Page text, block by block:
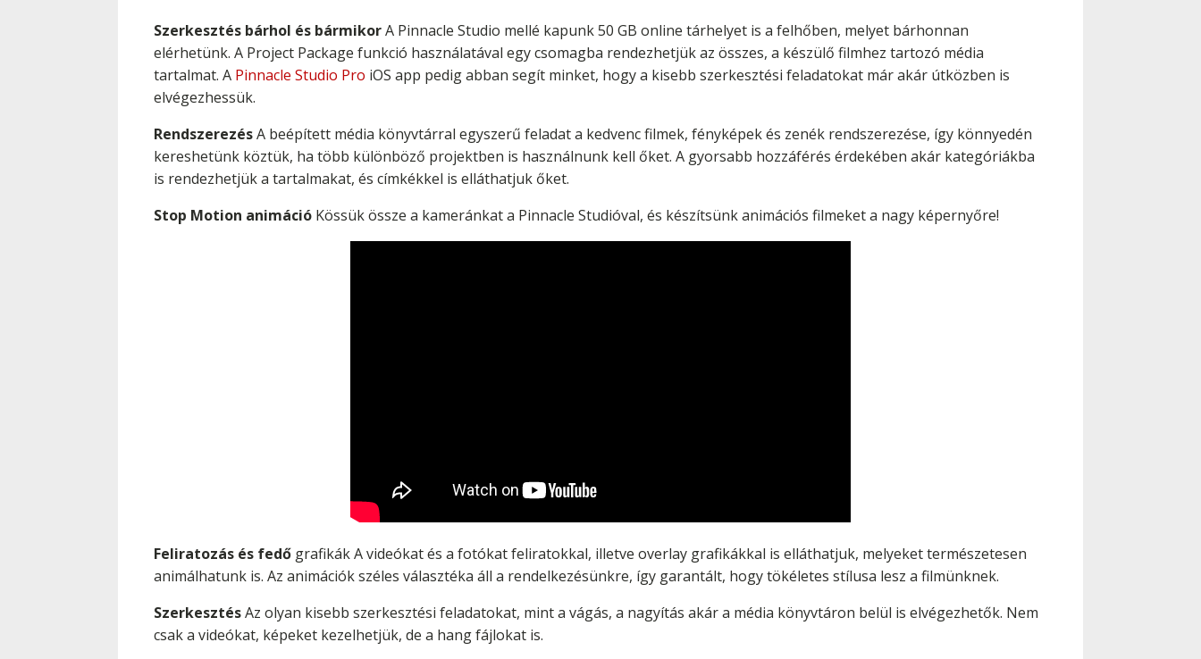
Szerkesztés bárhol és bármikorA Pinnacle Studio mellé kapunk 50 GB online tárhelyet is a felhőben, melyet bárhonnan
elérhetünk. A Project Package funkció használatával egy csomagba rendezhetjük az összes, a készülő filmhez tartozó média
tartalmat. A Pinnacle Studio Pro iOS app pedig abban segít minket, hogy a kisebb szerkesztési feladatokat már akár útközben is
elvégezhessük.
RendszerezésA beépített média könyvtárral egyszerű feladat a kedvenc filmek, fényképek és zenék rendszerezése, így könnyedén
kereshetünk köztük, ha több különböző projektben is használnunk kell őket. A gyorsabb hozzáférés érdekében akár kategóriákba
is rendezhetjük a tartalmakat, és címkékkel is elláthatjuk őket.
Stop Motion animáció Kössük össze a kameránkat a Pinnacle Studióval, és készítsünk animációs filmeket a nagy képernyőre!
Feliratozás és fedő grafikák A videókat és a fotókat feliratokkal, illetve overlay grafikákkal is elláthatjuk, melyeket természetesen
animálhatunk is. Az animációk széles választéka áll a rendelkezésünkre, így garantált, hogy tökéletes stílusa lesz a filmünknek.
SzerkesztésAz olyan kisebb szerkesztési feladatokat, mint a vágás, a nagyítás akár a média könyvtáron belül is elvégezhetők. Nem
csak a videókat, képeket kezelhetjük, de a hang fájlokat is.